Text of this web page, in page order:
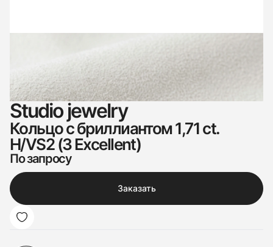
Studio jewelry
Кольцо с бриллиантом 1,71 ct.
H/VS2 (3 Excellent)
По запросу
Заказать